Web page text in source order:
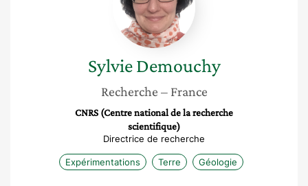
Sylvie Demouchy
Recherche – France
CNRS (Centre national de la recherche
scientifique)
Directrice de recherche
Expérimentations Terre Géologie